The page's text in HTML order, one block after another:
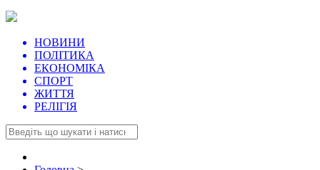
НОВИНИ
ПОЛІТИКА
ЕКОНОМІКА
СПОРТ
ЖИТТЯ
РЕЛІГІЯ